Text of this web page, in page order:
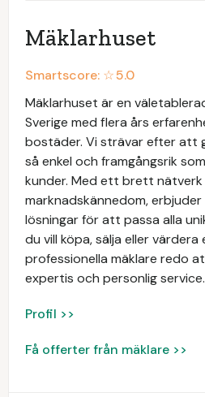
Mäklarhuset
Smartscore: ☆5.0
Mäklarhuset är en
Sverige med flera års
bostäder. Vi strävar efter att
så enkel och framgångsrik
kunder. Med ett brett
marknadskännedom,
lösningar för att passa alla
du vill köpa, sälja eller
professionella mäklare redo
expertis och personlig service.
Profil >>
Få offerter från mäklare >>